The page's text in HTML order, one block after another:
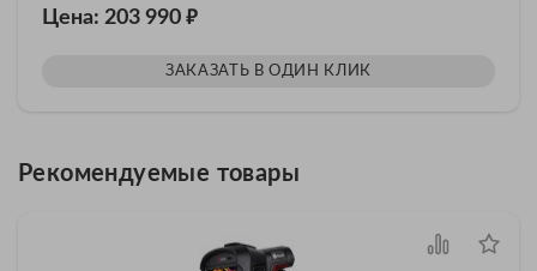
Цена: 203 990 ₽
ЗАКАЗАТЬ В ОДИН КЛИК
Рекомендуемые товары